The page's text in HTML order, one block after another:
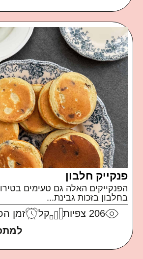
פנקייק חלבון
הפנקייקים האלה גם טעימים
בחלבון בזכות גבינת...
206 צפיות קל
זמן הכנה: